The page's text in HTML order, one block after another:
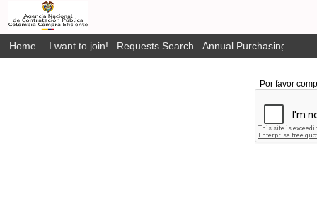
Home I want to join! Requests Search Annual Purchasing Plan
Por favor